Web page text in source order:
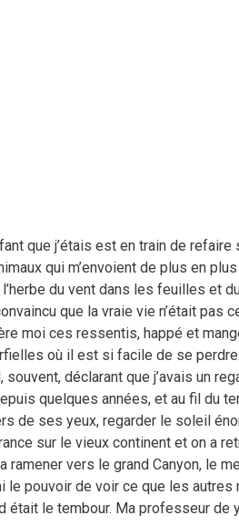
que j’étais est en train de refaire
qui m’envoient de plus en
du vent dans les feuilles et
que la vraie vie n’était pas
moi ces ressentis, happé et
où il est si facile de se
déclarant que j’avais un
quelques années, et au fil du
de ses yeux, regarder le soleil
sur le vieux continent et on a
ramener vers le grand Canyon, le
le pouvoir de voir ce que les
le tembour. Ma professeur de